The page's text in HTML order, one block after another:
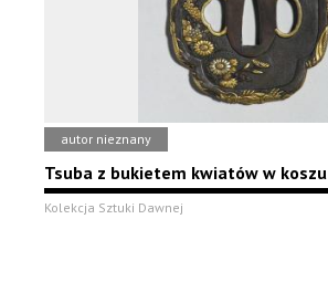
autor nieznany
Tsuba z bukietem kwiatów w koszu
Kolekcja Sztuki Dawnej